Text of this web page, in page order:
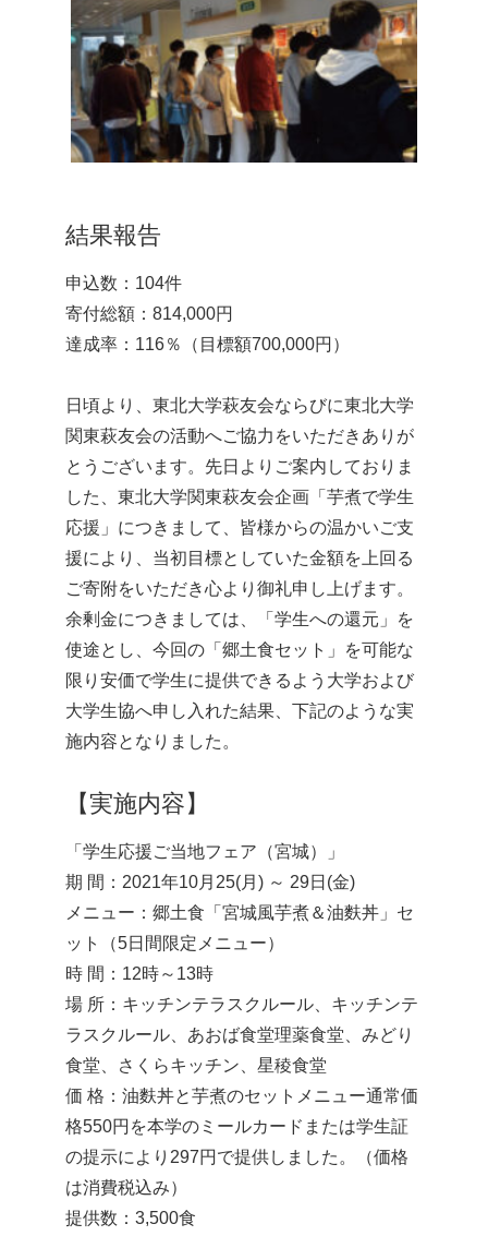
結果報告
申込数：104件
寄付総額：814,000円
達成率：116％（目標額700,000円）
日頃より、東北大学萩友会ならびに東北大学
関東萩友会の活動へご協力をいただきありが
とうございます。先日よりご案内しておりま
した、東北大学関東萩友会企画「芋煮で学生
応援」につきまして、皆様からの温かいご支
援により、当初目標としていた金額を上回る
ご寄附をいただき心より御礼申し上げます。
余剰金につきましては、「学生への還元」を
使途とし、今回の「郷土食セット」を可能な
限り安価で学生に提供できるよう大学および
大学生協へ申し入れた結果、下記のような実
施内容となりました。
【実施内容】
「学生応援ご当地フェア（宮城）」
期 間：2021年10月25(月) ～ 29日(金)
メニュー：郷土食「宮城風芋煮＆油麩丼」セ
ット（5日間限定メニュー）
時 間：12時～13時
場 所：キッチンテラスクルール、キッチンテ
ラスクルール、あおば食堂理薬食堂、みどり
食堂、さくらキッチン、星稜食堂
価 格：油麩丼と芋煮のセットメニュー通常価
格550円を本学のミールカードまたは学生証
の提示により297円で提供しました。（価格
は消費税込み）
提供数：3,500食